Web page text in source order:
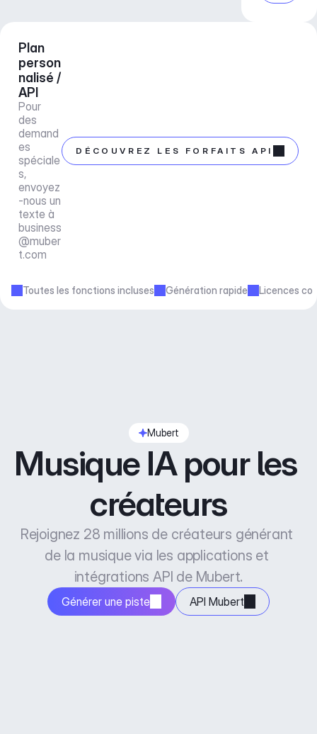
Plan
person
nalisé /
API
Pour
des
demand
es
spéciale
s,
envoyez
-nous un
business
@muber
t.com
DÉCOUVREZ LES FORFAITS API
Toutes les fonctions incluses Génération rapide Licences
Mubert
Musique IA pour les
créateurs
Rejoignez 28 millions de créateurs générant
de la musique via les applications et
intégrations API de Mubert.
Générer une piste API Mubert